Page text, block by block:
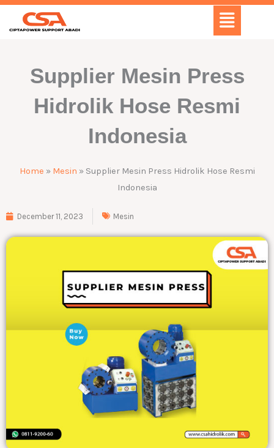
Skip
Menu
Supplier Mesin Press
Hidrolik Hose Resmi
Indonesia
Home » Mesin » Supplier Mesin Press Hidrolik Hose Resmi
Indonesia
December 11, 2023 Mesin